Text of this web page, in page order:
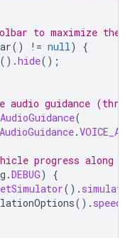
to maximize the
() != null)
{
().hide();
audio guidance
(
AudioGuidance.
progress along
.DEBUG)
{
().
().